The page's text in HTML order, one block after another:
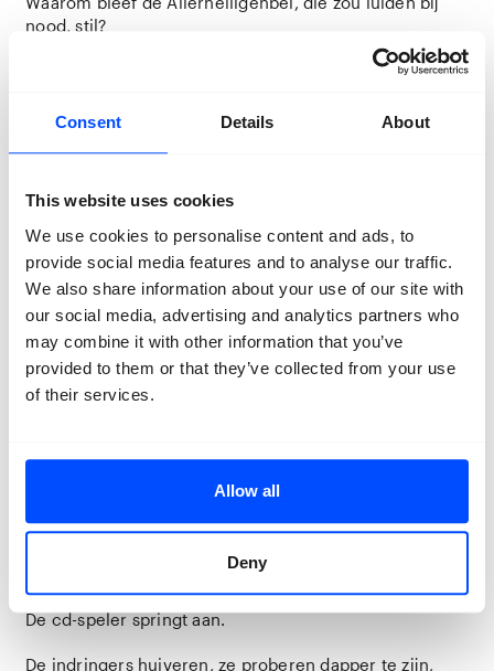
Consent Details About
This website uses cookies
We use cookies to personalise content and ads, to
provide social media features and to analyse our traffic.
We also share information about your use of our site with
our social media, advertising and analytics partners who
may combine it with other information that you’ve
provided to them or that they’ve collected from your use
of their services.
Allow all
Deny
nood, stil?
Iets of iemand blaast in het kerkje de laatste kaars uit.
Het belooft een vreselijke nacht te worden.
Tot het wonder.
Het begint met dat iemand naar de kapel gaat om een
kaars opnieuw aan te steken, voor jou. Wie het is maakt
niet uit, misschien is er één visser in het dorp die niet
nijdig maar benijdend naar je heeft gekeken, die soms
vluchtig zijn visnet over zijn benen drapeerde, om te
voelen hoe dat is.
Wie het kaarsje ook aanstak, de Madonna met de
vissenstaart geeft eindelijk antwoord.
blikken over de foto’s gaan, begint er zachtjes iets te
De iconen. Ze trillen in hun lijstjes. Water sijpelt uit de
in hun handen beginnen te kraken.
De cd-speler springt aan.
De indringers huiveren, ze proberen dapper te zijn,